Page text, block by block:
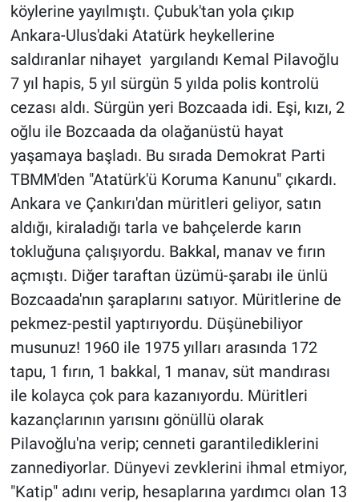
köylerine yayılmıştı. Çubuk'tan yola çıkıp
Ankara-Ulus'daki Atatürk heykellerine
saldıranlar nihayet yargılandı Kemal Pilavoğlu
7 yıl hapis, 5 yıl sürgün 5 yılda polis kontrolü
cezası aldı. Sürgün yeri Bozcaada idi. Eşi, kızı, 2
oğlu ile Bozcaada da olağanüstü hayat
yaşamaya başladı. Bu sırada Demokrat Parti
TBMM'den "Atatürk'ü Koruma Kanunu" çıkardı.
Ankara ve Çankırı'dan müritleri geliyor, satın
aldığı, kiraladığı tarla ve bahçelerde karın
tokluğuna çalışıyordu. Bakkal, manav ve fırın
açmıştı. Diğer taraftan üzümü-şarabı ile ünlü
Bozcaada'nın şaraplarını satıyor. Müritlerine de
pekmez-pestil yaptırıyordu. Düşünebiliyor
musunuz! 1960 ile 1975 yılları arasında 172
tapu, 1 fırın, 1 bakkal, 1 manav, süt mandırası
ile kolayca çok para kazanıyordu. Müritleri
kazançlarının yarısını gönüllü olarak
Pilavoğlu'na verip; cenneti garantilediklerini
zannediyorlar. Dünyevi zevklerini ihmal etmiyor,
"Katip" adını verip, hesaplarına yardımcı olan 13